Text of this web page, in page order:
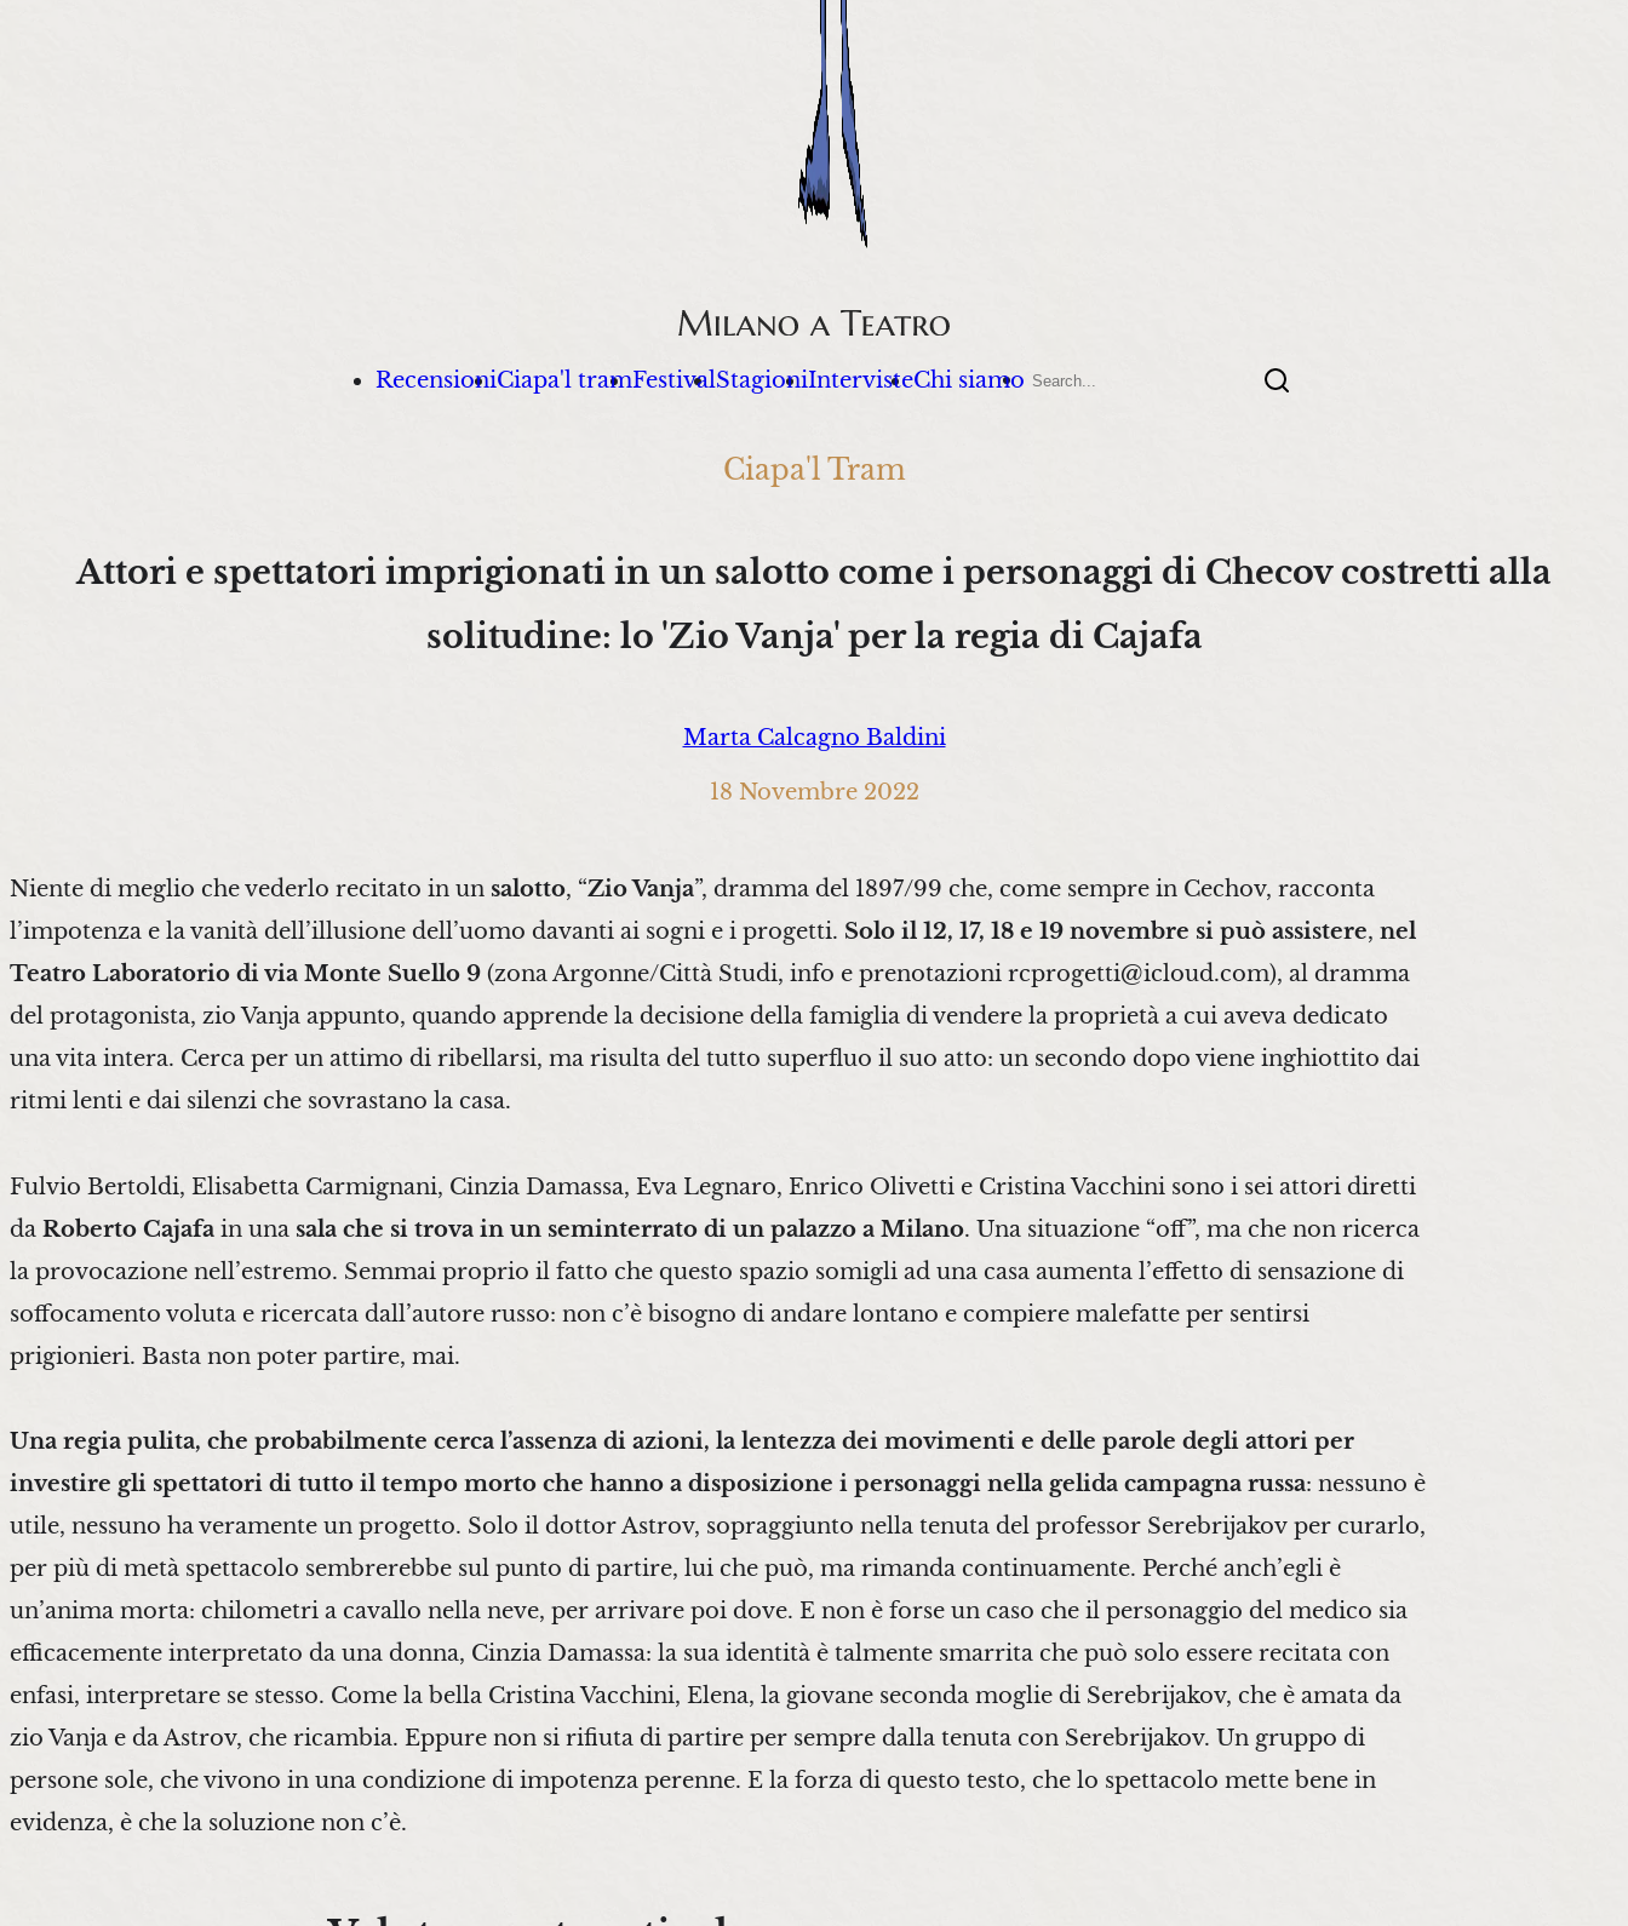
RecensioniCiapa'l tramFestivalStagioniIntervisteChi siamo Search
Attori e spettatori imprigionati in un salotto come i personaggi di Checov costretti alla
solitudine: lo 'Zio Vanja' per la regia di Cajafa
Marta Calcagno Baldini
18 Novembre 2022
Ciapa'l Tram
Niente di meglio che vederlo recitato in un salotto, “Zio Vanja”, dramma del 1897/99 che, come sempre in Cechov, racconta
l’impotenza e la vanità dell’illusione dell’uomo davanti ai sogni e i progetti. Solo il 12, 17, 18 e 19 novembre si può assistere, nel
Teatro Laboratorio di via Monte Suello 9 (zona Argonne/Città Studi, info e prenotazioni rcprogetti@icloud.com), al dramma
del protagonista, zio Vanja appunto, quando apprende la decisione della famiglia di vendere la proprietà a cui aveva dedicato
una vita intera. Cerca per un attimo di ribellarsi, ma risulta del tutto superfluo il suo atto: un secondo dopo viene inghiottito dai
ritmi lenti e dai silenzi che sovrastano la casa.
Fulvio Bertoldi, Elisabetta Carmignani, Cinzia Damassa, Eva Legnaro, Enrico Olivetti e Cristina Vacchini sono i sei attori diretti
da Roberto Cajafa in una sala che si trova in un seminterrato di un palazzo a Milano. Una situazione “off”, ma che non ricerca
la provocazione nell’estremo. Semmai proprio il fatto che questo spazio somigli ad una casa aumenta l’effetto di sensazione di
soffocamento voluta e ricercata dall’autore russo: non c’è bisogno di andare lontano e compiere malefatte per sentirsi
prigionieri. Basta non poter partire, mai.
Una regia pulita, che probabilmente cerca l’assenza di azioni, la lentezza dei movimenti e delle parole degli attori per
investire gli spettatori di tutto il tempo morto che hanno a disposizione i personaggi nella gelida campagna russa: nessuno è
utile, nessuno ha veramente un progetto. Solo il dottor Astrov, sopraggiunto nella tenuta del professor Serebrijakov per curarlo,
per più di metà spettacolo sembrerebbe sul punto di partire, lui che può, ma rimanda continuamente. Perché anch’egli è
un’anima morta: chilometri a cavallo nella neve, per arrivare poi dove. E non è forse un caso che il personaggio del medico sia
efficacemente interpretato da una donna, Cinzia Damassa: la sua identità è talmente smarrita che può solo essere recitata con
enfasi, interpretare se stesso. Come la bella Cristina Vacchini, Elena, la giovane seconda moglie di Serebrijakov, che è amata da
zio Vanja e da Astrov, che ricambia. Eppure non si rifiuta di partire per sempre dalla tenuta con Serebrijakov. Un gruppo di
persone sole, che vivono in una condizione di impotenza perenne. E la forza di questo testo, che lo spettacolo mette bene in
evidenza, è che la soluzione non c’è.